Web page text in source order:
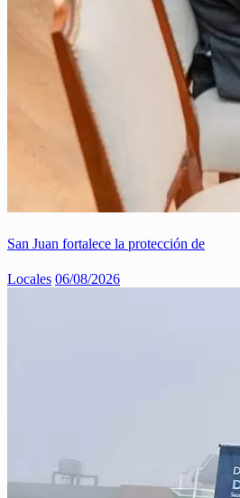
San Juan fortalece la protección de
Locales 06/08/2026